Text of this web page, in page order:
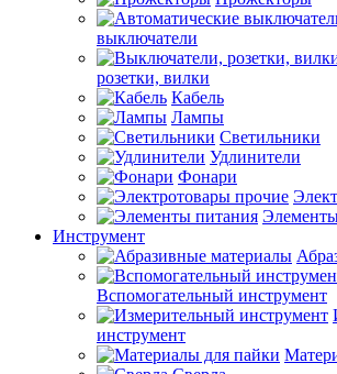
выключатели
розетки, вилки
Кабель
Лампы
Светильники
Удлинители
Фонари
Инструмент
Вспомогательный инструмент
инструмент